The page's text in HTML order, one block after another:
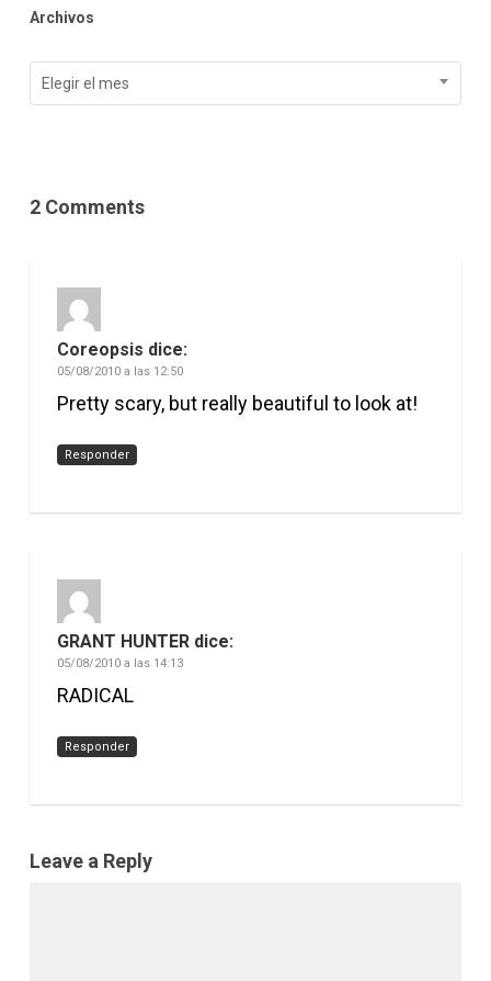
Archivos
Archivos
Elegir el mes
2 Comments
Coreopsis dice:
05/08/2010 a las 12:50
Pretty scary, but really beautiful to look at!
Responder
GRANT HUNTER dice:
05/08/2010 a las 14:13
RADICAL
Responder
Leave a Reply